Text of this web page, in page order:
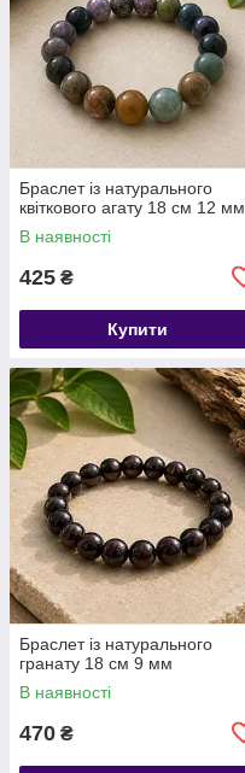
​​​​​​​Браслет із натурального
квіткового агату 18 см 12 мм
В наявності
425 ₴
Купити
Браслет із натурального
гранату 18 см 9 мм
В наявності
470 ₴